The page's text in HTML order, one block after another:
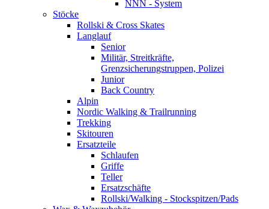
NNN - System
Stöcke
Rollski & Cross Skates
Langlauf
Senior
Militär, Streitkräfte,
Grenzsicherungstruppen, Polizei
Junior
Back Country
Alpin
Nordic Walking & Trailrunning
Trekking
Skitouren
Ersatzteile
Schlaufen
Griffe
Teller
Ersatzschäfte
Rollski/Walking - Stockspitzen/Pads